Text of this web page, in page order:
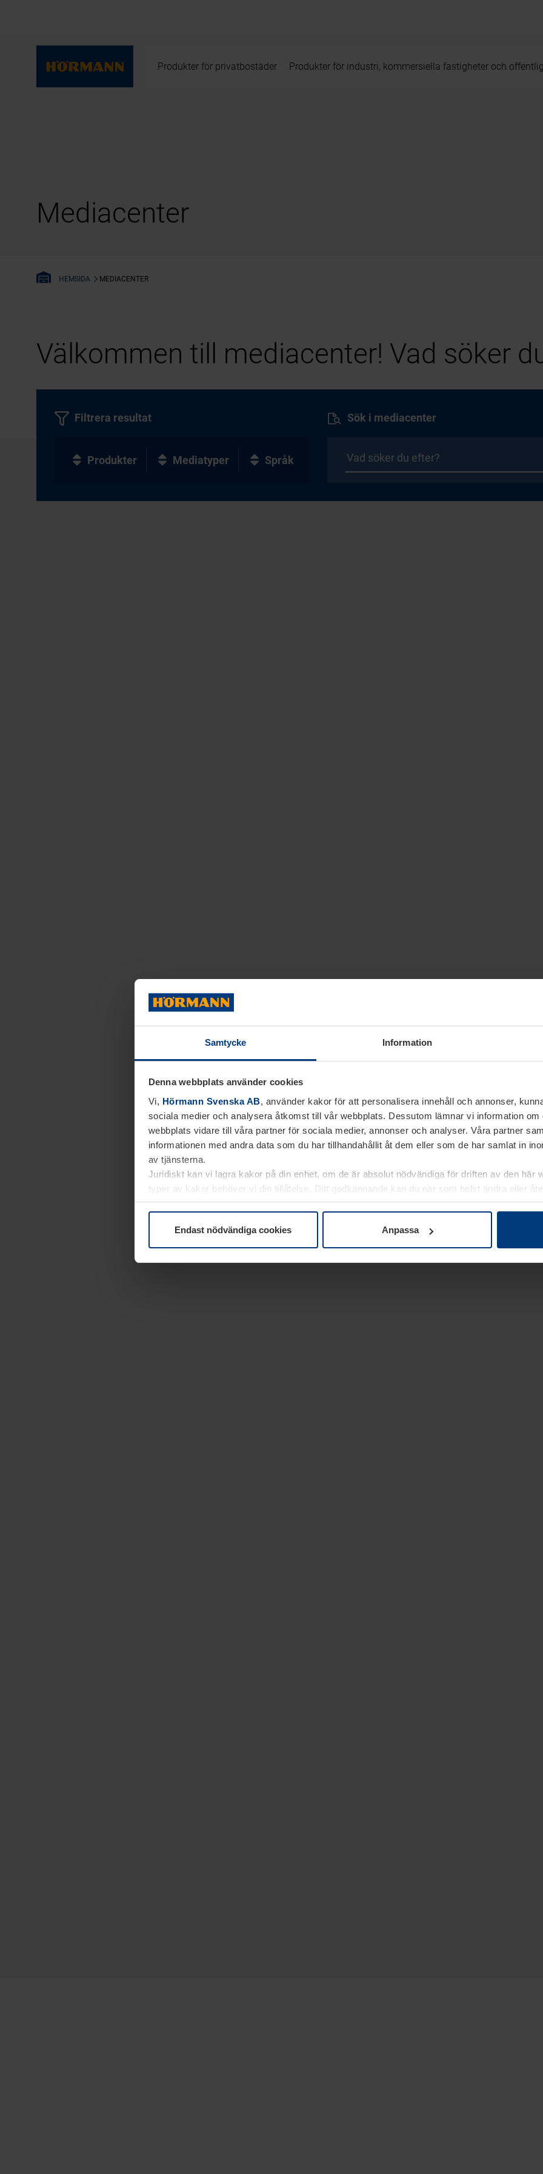
Samtycke Information
Denna webbplats använder cookies
Vi, Hörmann Svenska AB, använder kakor för att personalisera innehåll och annonser,
sociala medier och analysera åtkomst till vår webbplats. Dessutom lämnar vi information om
webbplats vidare till våra partner för sociala medier, annonser och analyser. Våra partner
informationen med andra data som du har tillhandahållit åt dem eller som de har samlat in
av tjänsterna.
Juridiskt kan vi lagra kakor på din enhet, om de är absolut nödvändiga för driften av den här
typer av kakor behöver vi din tillåtelse. Ditt godkännande kan du när som helst ändra eller
kakor underDataskyddsförklaringpå vår webbplats.
Endast nödvändiga cookies Anpassa
Produkter för privatbostäder Produkter för industri, kommersiella fastigheter och
Mediacenter
HEMSIDA MEDIACENTER
Välkommen till mediacenter! Vad söker
Sök i mediacenter
Filtrera resultat
Produkter Mediatyper Språk